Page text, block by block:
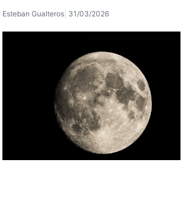
Esteban Gualteros 31/03/2026